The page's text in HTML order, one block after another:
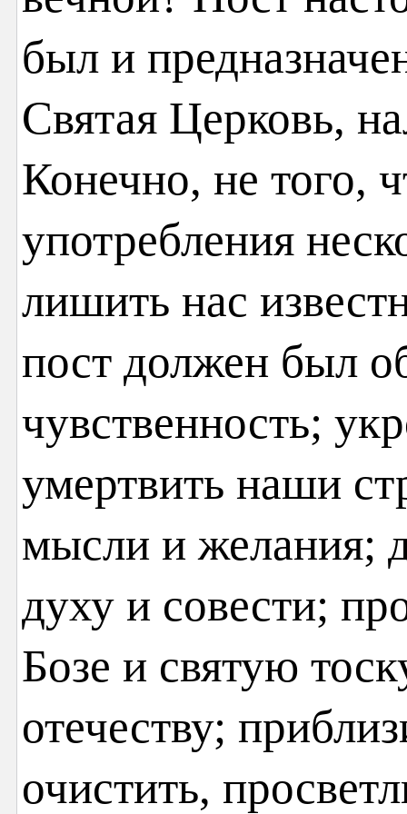
был и
Святая Церковь,
Конечно, не того,
употребления
лишить нас
пост должен был
чувственность;
умертвить наши
мысли и желания;
духу и совести;
Бозе и святую
отечеству;
очистить,